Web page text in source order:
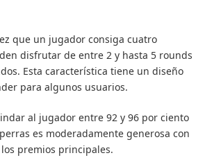
que un jugador consiga cuatro
disfrutar de entre 2 y hasta 5 rounds
Esta característica tiene un diseño
para algunos usuarios.
al jugador entre 92 y 96 por ciento
es moderadamente generosa con
premios principales.